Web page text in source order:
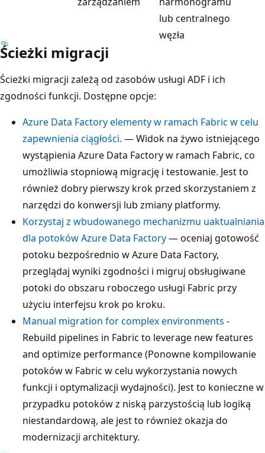
lub centralnego
węzła
Ścieżki migracji
Ścieżki migracji zależą od zasobów usługi ADF i ich
zgodności funkcji. Dostępne opcje:
Azure Data Factory elementy w ramach Fabric w celu
zapewnienia ciągłości. — Widok na żywo istniejącego
wystąpienia Azure Data Factory w ramach Fabric, co
umożliwia stopniową migrację i testowanie. Jest to
również dobry pierwszy krok przed skorzystaniem z
narzędzi do konwersji lub zmiany platformy.
Korzystaj z wbudowanego mechanizmu uaktualniania
dla potoków Azure Data Factory— oceniaj gotowość
potoku bezpośrednio w Azure Data Factory,
przeglądaj wyniki zgodności i migruj obsługiwane
potoki do obszaru roboczego usługi Fabric przy
użyciu interfejsu krok po kroku.
Manual migration for complex environments -
Rebuild pipelines in Fabric to leverage new features
and optimize performance (Ponowne kompilowanie
potoków w Fabric w celu wykorzystania nowych
funkcji i optymalizacji wydajności). Jest to konieczne w
przypadku potoków z niską parzystością lub logiką
niestandardową, ale jest to również okazja do
modernizacji architektury.